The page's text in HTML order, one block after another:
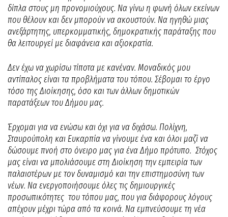
δίπλα στους μη προνομιούχους. Να γίνω η φωνή όλων εκείνων
που θέλουν και δεν μπορούν να ακουστούν. Να ηγηθώ μιας
ανεξάρτητης, υπερκομματικής, δημοκρατικής παράταξης που
θα λειτουργεί με διαφάνεια και αξιοκρατία.
Δεν έχω να χωρίσω τίποτα με κανέναν. Μοναδικός μου
αντίπαλος είναι τα προβλήματα του τόπου. Σέβομαι το έργο
τόσο της Διοίκησης, όσο και των άλλων δημοτικών
παρατάξεων του Δήμου μας.
Έρχομαι για να ενώσω και όχι για να διχάσω. Πολίχνη,
Σταυρούπολη και Ευκαρπία να γίνουμε ένα και όλοι μαζί να
δώσουμε πνοή στο όνειρο μας για ένα Δήμο πρότυπο. Στόχος
μας είναι να μπολιάσουμε στη Διοίκηση την εμπειρία των
παλαιοτέρων με τον δυναμισμό και την επιστημοσύνη των
νέων. Να ενεργοποιήσουμε όλες τις δημιουργικές
προσωπικότητες του τόπου μας, που για διάφορους λόγους
απέχουν μέχρι τώρα από τα κοινά. Να εμπνεύσουμε τη νέα